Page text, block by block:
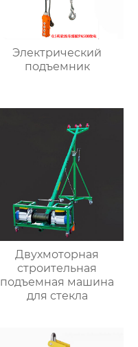
Электрический
подъемник
Двухмоторная
строительная
подъемная машина
для стекла